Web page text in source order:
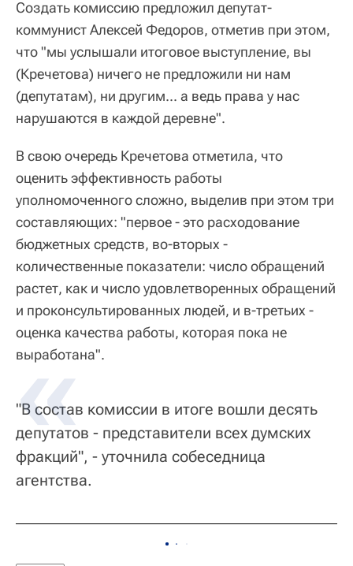
Создать комиссию предложил депутат-
коммунист Алексей Федоров, отметив при этом,
что "мы услышали итоговое выступление, вы
(Кречетова) ничего не предложили ни нам
(депутатам), ни другим... а ведь права у нас
нарушаются в каждой деревне".
В свою очередь Кречетова отметила, что
оценить эффективность работы
уполномоченного сложно, выделив при этом три
составляющих: "первое - это расходование
бюджетных средств, во-вторых -
количественные показатели: число обращений
растет, как и число удовлетворенных обращений
и проконсультированных людей, и в-третьих -
оценка качества работы, которая пока не
выработана".
"В состав комиссии в итоге вошли десять
депутатов - представители всех думских
фракций", - уточнила собеседница
агентства.